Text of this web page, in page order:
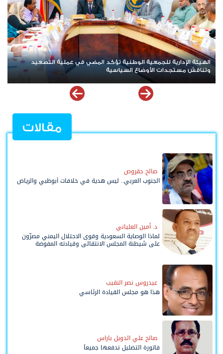
الأمانة العامة تعقد اجتماعها الدوري وتقف أمام مستجدات المشهد
السياسي والاقتصادي في الجنوب
مقالات
صالح حقروص
الجنوب العربي.. ليس هدية في خلافات أبوظبي والرياض
د. أمين العلياني
لماذا الوصاية السعودية وقوى الاحتلال اليمني مصرّون
على شيطنة المجلس الانتقالي وقيادته المفوضة
عيدروس نصر النقيب
هذا هو مجلس القيادة الرئاسي
صالح علي الدويل باراس
فاتورة التضليل ندفعها جميعاً